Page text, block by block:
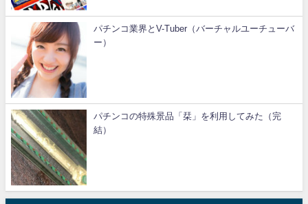
パチンコ業界とV-Tuber（バーチャルユーチューバ
ー）
パチンコの特殊景品「栞」を利用してみた（完
結）